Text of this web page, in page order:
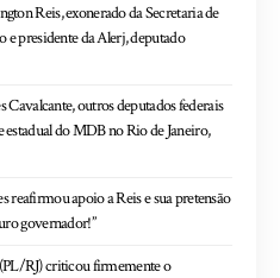
Reis, exonerado da Secretaria de
presidente da Alerj, deputado
Cavalcante, outros deputados federais
do MDB no Rio de Janeiro,
reafirmou apoio a Reis e sua pretensão
governador!”
RJ) criticou firmemente o